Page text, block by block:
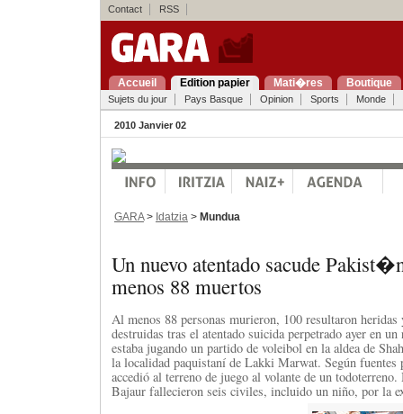
Contact RSS
Accueil Edition papier Mati�res Boutique
Sujets du jour Pays Basque Opinion Sports Monde
2010 Janvier 02
GARA> Idatzia > Mundua
Un nuevo atentado sacude
menos 88 muertos
Al menos 88 personas murieron, 100 resultaron heridas
destruidas tras el atentado suicida perpetrado ayer en
estaba jugando un partido de voleibol en la aldea de
la localidad paquistaní de Lakki Marwat. Según fuentes
accedió al terreno de juego al volante de un
Bajaur fallecieron seis civiles, incluido un niño, por la